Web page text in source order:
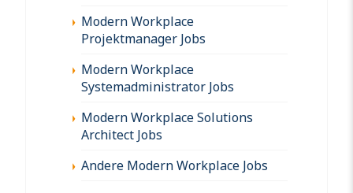
Modern Workplace
Projektmanager Jobs
Modern Workplace
Systemadministrator Jobs
Modern Workplace Solutions
Architect Jobs
Andere Modern Workplace Jobs